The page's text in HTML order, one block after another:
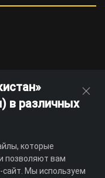
в различных
которые
позволяют вам
Мы используем